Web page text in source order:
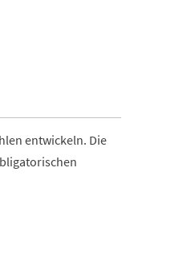
entwickeln. Die